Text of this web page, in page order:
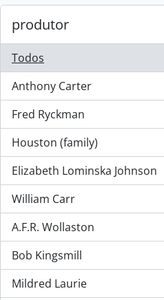
produtor
Todos
Anthony Carter
, 1715 resultados
Fred Ryckman
, 116 resultados
Houston (family)
, 80 resultados
Elizabeth Lominska Johnson
, 80 resultados
William Carr
, 75 resultados
A.F.R. Wollaston
, 68 resultados
Bob Kingsmill
, 64 resultados
Mildred Laurie
, 61 resultados